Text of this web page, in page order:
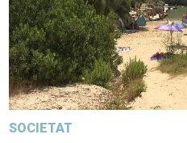
SOCIETAT